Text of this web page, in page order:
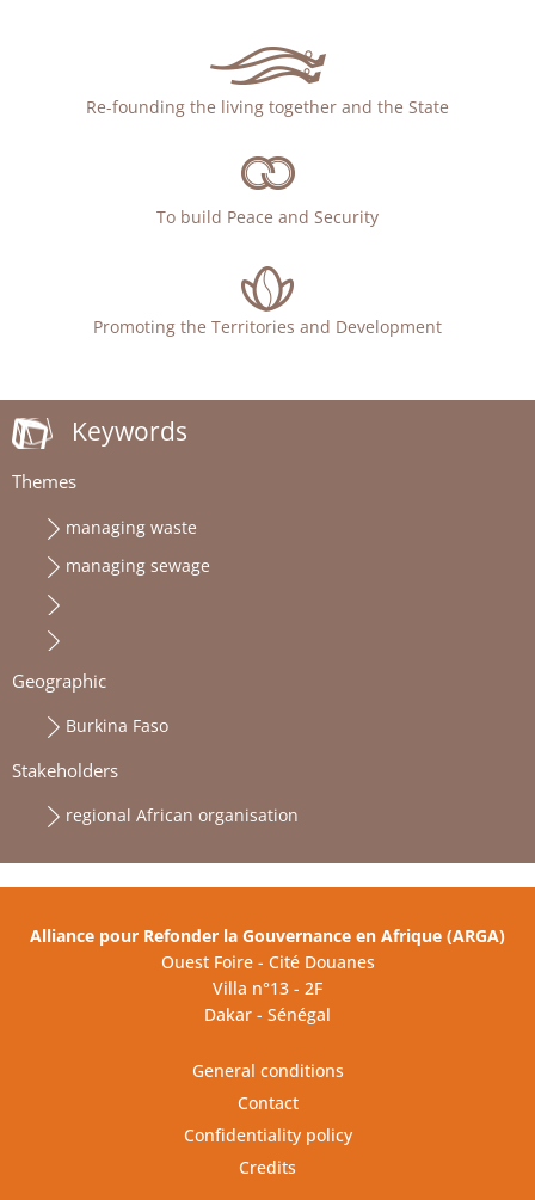
Re-founding the living together and the State
To build Peace and Security
Promoting the Territories and Development
Keywords
Themes
managing waste
managing sewage
Geographic
Burkina Faso
Stakeholders
regional African organisation
Alliance pour Refonder la Gouvernance en Afrique (ARGA)
Ouest Foire - Cité Douanes
Villa n°13 - 2F
Dakar - Sénégal
General conditions
Contact
Confidentiality policy
Credits